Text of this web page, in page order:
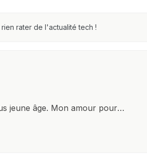
rater de l'actualité tech !
jeune âge. Mon amour pour
les dernières avancées dans